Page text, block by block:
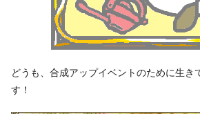
どうも、合成アップイベントのために生き
す！